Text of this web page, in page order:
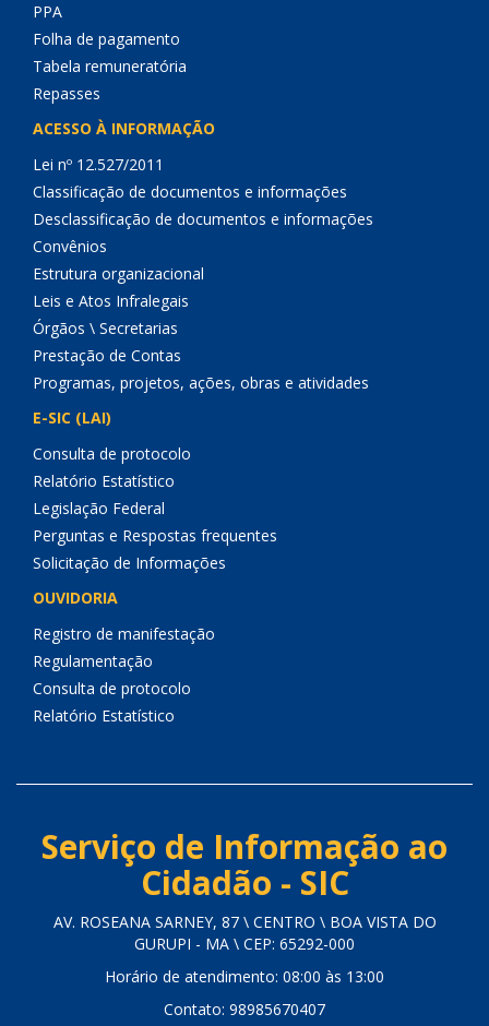
PPA
Folha de pagamento
Tabela remuneratória
Repasses
ACESSO À INFORMAÇÃO
Lei nº 12.527/2011
Classificação de documentos e informações
Desclassificação de documentos e informações
Convênios
Estrutura organizacional
Leis e Atos Infralegais
Órgãos \ Secretarias
Prestação de Contas
Programas, projetos, ações, obras e atividades
E-SIC (LAI)
Consulta de protocolo
Relatório Estatístico
Legislação Federal
Perguntas e Respostas frequentes
Solicitação de Informações
OUVIDORIA
Registro de manifestação
Regulamentação
Consulta de protocolo
Relatório Estatístico
Serviço de Informação ao
Cidadão - SIC
AV. ROSEANA SARNEY, 87 \ CENTRO \ BOA VISTA DO
GURUPI - MA \ CEP: 65292-000
Horário de atendimento: 08:00 às 13:00
Contato: 98985670407